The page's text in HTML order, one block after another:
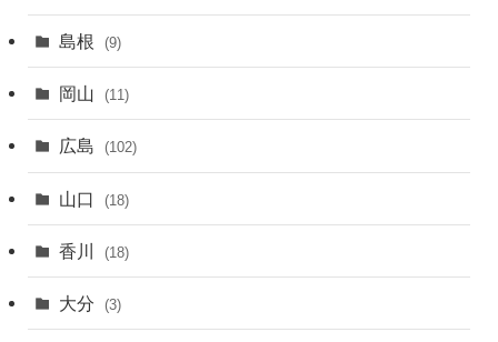
島根 (9)
岡山 (11)
広島 (102)
山口 (18)
香川 (18)
大分 (3)